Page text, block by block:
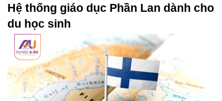
Hệ thống giáo dục Phần Lan dành cho
du học sinh